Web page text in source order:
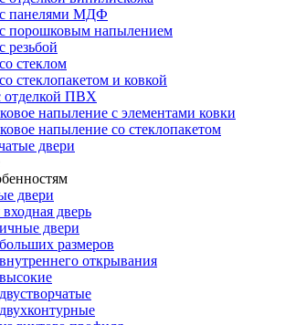
панелями МДФ
порошковым напылением
резьбой
стеклом
стеклопакетом и ковкой
ПВХ
напыление с элементами ковки
напыление со стеклопакетом
двери
двери
дверь
двери
размеров
открывания